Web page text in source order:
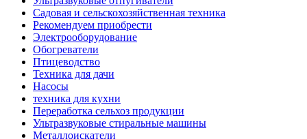
Садовая и сельскохозяйственная техника
Рекомендуем приобрести
Электрооборудование
Обогреватели
Птицеводство
Техника для дачи
Насосы
техника для кухни
Переработка сельхоз продукции
Ультразвуковые стиральные машины
Металлоискатели